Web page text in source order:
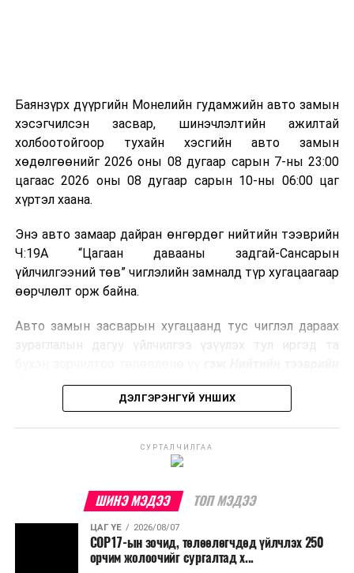
болон дулааны эрчим хүч үйлдвэрлэхэд ашиглаж
болдог. Зарим технологийн хувьд шаталтын дараа
үлдэх үнснээс фосфор зэрэг ашигт эрдсийг сэргээн
авах боломжтой аж.
Япон, Герман, Швейцар, Нидерланд, Өмнөд Солонгос
зэрэг улс лаг хатаах, шатаах технологийг ашиглаж
байна. Тухайлбал, Германд лаг шатаах үйлдвэрээс
гарсан үнснээс фосфор сэргээн авах технологи
ашигладаг бол Нидерландад төвлөрсөн лаг
боловсруулах үйлдвэрүүдээр дулаан, цахилгаан
Ийнхүү лаг хатаах, шатаах технологийг лагийн
улсад өргөн ашиглаж байна.
Баянзүрх дүүргийн Монелийн гудамжийн авто замын
хэсэгчилсэн засвар, шинэчлэлтийн ажилтай
холбоотойгоор тухайн хэсгийн авто замын
хөдөлгөөнийг 2026 оны 08 дугаар сарын 7-ны 23:00
цагаас 2026 оны 08 дугаар сарын 10-ны 06:00 цаг
хүртэл хаана.
Энэ авто замаар дайран өнгөрдөг нийтийн тээврийн
Ч:19А “Цагаан давааны задгай-Сансарын
үйлчилгээний төв” чиглэлийн замналд түр хугацаагаар
өөрчлөлт орж байна.
Авто замын засварын хугацаанд тус чиглэл дараах
зураглалын дагуу үйлчилгээ үзүүлэх тул иргэд та
бодлогын газраас мэдээллээ.
ДЭЛГЭРЭНГҮЙ УНШИХ
СУРТАЛЧИЛГАА
ШИНЭ МЭДЭЭ ТОП МЭДЭЭ
ЦАГ ҮЕ 2026/08/07
COP17-ын зочид, төлөөлөгчдөд үйлчлэх 250
орчим жолоочийг сургалтад х...